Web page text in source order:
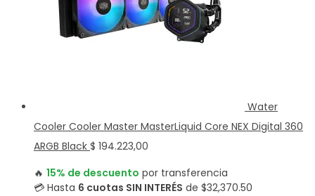
Water
Cooler Cooler Master MasterLiquid Core NEX Digital 360
ARGB Black $ 194.223,00
🔥 15% de descuento por transferencia
💳 Hasta 6 cuotas SIN INTERÉS de $32,370.50